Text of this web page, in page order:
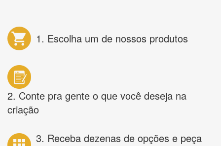
1. Escolha um de nossos produtos
2. Conte pra gente o que você deseja na
criação
3. Receba dezenas de opções e peça